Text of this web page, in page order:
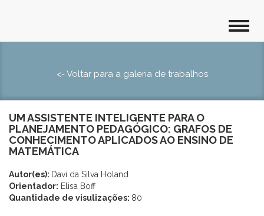
<- Voltar para a galeria de trabalhos
UM ASSISTENTE INTELIGENTE PARA O
PLANEJAMENTO PEDAGÓGICO: GRAFOS DE
CONHECIMENTO APLICADOS AO ENSINO DE
MATEMÁTICA
Autor(es): Davi da Silva Holand
Orientador: Elisa Boff
Quantidade de visulizações: 80